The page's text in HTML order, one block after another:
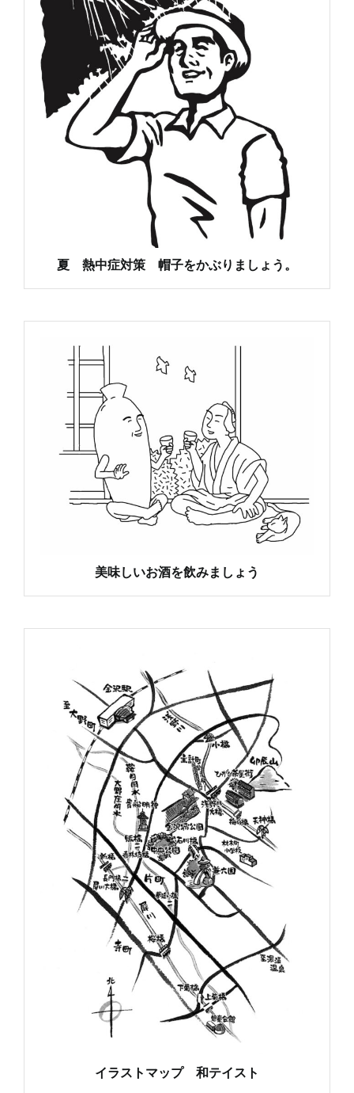
夏 熱中症対策 帽子をかぶりましょう。
美味しいお酒を飲みましょう
イラストマップ 和テイスト